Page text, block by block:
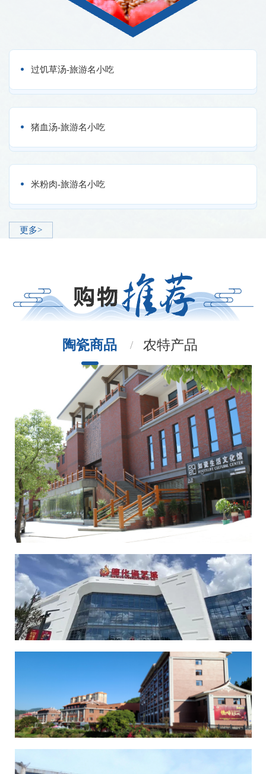
过饥草汤-旅游名小吃
猪血汤-旅游名小吃
米粉肉-旅游名小吃
更多>
陶瓷商品 农特产品
如瓷生活文创园
德化国际陶瓷艺术城